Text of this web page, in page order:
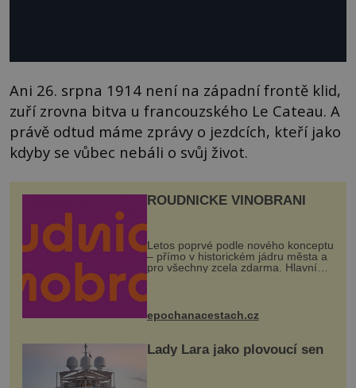
Ani 26. srpna 1914 není na západní frontě klid,
zuří zrovna bitva u francouzského Le Cateau. A
právě odtud máme zprávy o jezdcích, kteří jako
kdyby se vůbec nebáli o svůj život.
ROUDNICKÉ VINOBRANÍ
Letos poprvé podle nového konceptu
– přímo v historickém jádru města a
pro všechny zcela zdarma. Hlavní
program se odehraje na Karlově a
mohou těšit na víno, burčák, pes...
epochanacestach.cz
Lady Lara jako plovoucí sen